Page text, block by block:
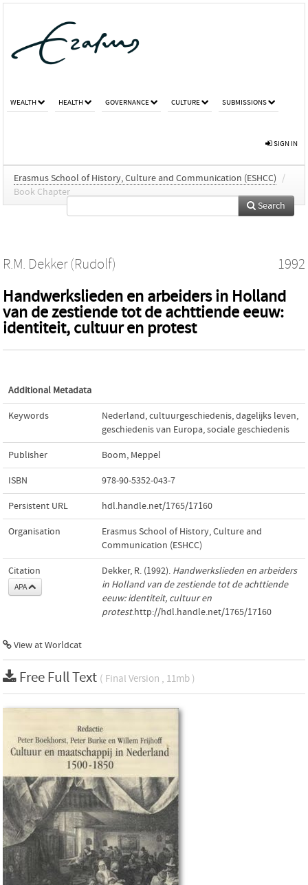
WEALTH HEALTH GOVERNANCE CULTURE SUBMISSIONS
SIGN IN
Erasmus School of History, Culture and Communication (ESHCC)
/
Book Chapter
Search
R.M. Dekker (Rudolf) 1992
Handwerkslieden en arbeiders in Holland
van de zestiende tot de achttiende eeuw:
identiteit, cultuur en protest
Additional Metadata
Keywords Nederland,cultuurgeschiedenis,dagelijks leven,
geschiedenis van Europa,sociale geschiedenis
Publisher Boom, Meppel
ISBN 978-90-5352-043-7
Persistent URL hdl.handle.net/1765/17160
Organisation
Erasmus School of History, Culture and
Communication (ESHCC)
Citation
APA
Dekker, R. (1992). Handwerkslieden en arbeiders
in Holland van de zestiende tot de achttiende
eeuw: identiteit, cultuur en
protest.http://hdl.handle.net/1765/17160
View at Worldcat
Free Full Text ( Final Version , 11mb )